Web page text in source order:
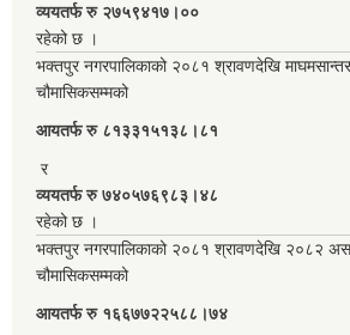
व्ययतर्फ रु २७५९४१७।००
रहेको छ ।
भक्तपुर नगरपालिकाको २०८१ श्रावणदेखि
चौमासिकसम्मको
आयतर्फ रु‌ ८१३३१५१३८।८१
र
व्ययतर्फ रु ७४०५७६९८३।४८
रहेको छ ।
भक्तपुर नगरपालिकाको २०८१ श्रावणदेखि २०८२
चौमासिकसम्मको
आयतर्फ रु‌ १६६७७२२५८८।७४